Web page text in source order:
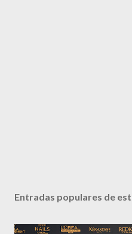
Entradas populares de